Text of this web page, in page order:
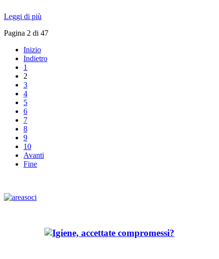
Leggi di più
Pagina 2 di 47
Inizio
Indietro
1
2
3
4
5
6
7
8
9
10
Avanti
Fine